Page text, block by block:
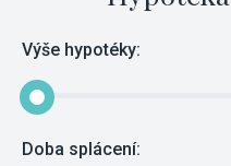
Výše hypotéky:
Doba splácení: